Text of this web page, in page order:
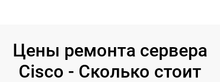
Цены ремонта сервера
Cisco - Сколько стоит